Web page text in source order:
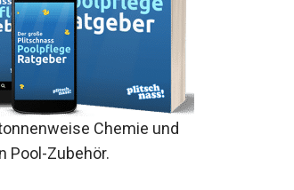
Chemie und
Pool-Zubehör.